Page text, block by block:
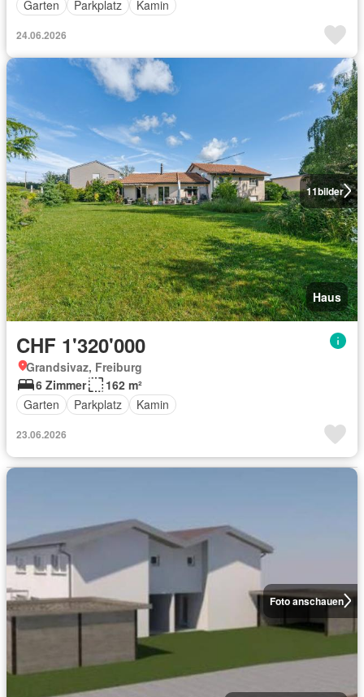
Garten
Parkplatz Kamin
24.06.2026
11bilder
Haus
CHF 1'320'000
Grandsivaz, Freiburg
6 Zimmer
162 m²
Garten
Parkplatz Kamin
23.06.2026
Foto anschauen